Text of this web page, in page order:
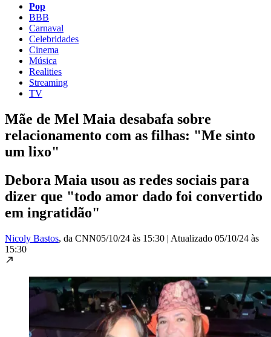
Pop
BBB
Carnaval
Celebridades
Cinema
Música
Realities
Streaming
TV
Mãe de Mel Maia desabafa sobre
relacionamento com as filhas: "Me sinto
um lixo"
Debora Maia usou as redes sociais para
dizer que "todo amor dado foi convertido
em ingratidão"
Nicoly Bastos, da CNN05/10/24 às 15:30 | Atualizado 05/10/24 às
15:30